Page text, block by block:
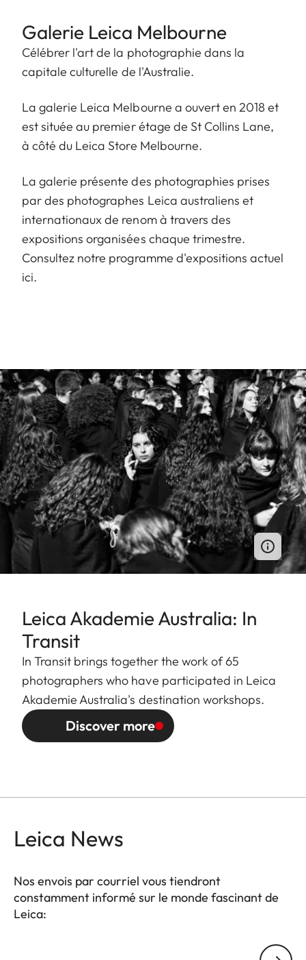
Galerie Leica Melbourne
Célébrer l'art de la photographie dans la
capitale culturelle de l'Australie.
La galerie Leica Melbourne a ouvert en 2018 et
est située au premier étage de St Collins Lane,
à côté du Leica Store Melbourne.
La galerie présente des photographies prises
par des photographes Leica australiens et
internationaux de renom à travers des
expositions organisées chaque trimestre.
Consultez notre programme d'expositions actuel
ici.
Leica Akademie Australia: In
Transit
In Transit brings together the work of 65
photographers who have participated in Leica
Akademie Australia's destination workshops.
Discover more
Leica News
Nos envois par courriel vous tiendront
constamment informé sur le monde fascinant de
Leica: